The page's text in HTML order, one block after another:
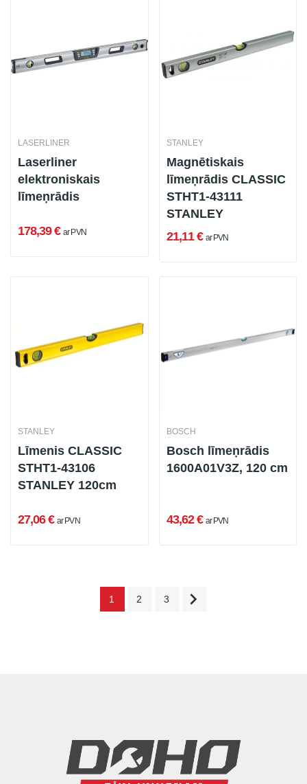
LASERLINER
Laserliner
elektroniskais
līmeņrādis
178,39 € ar PVN
STANLEY
Magnētiskais
līmeņrādis CLASSIC
STHT1-43111
STANLEY
21,11 € ar PVN
STANLEY
Līmenis CLASSIC
STHT1-43106
STANLEY 120cm
27,06 € ar PVN
BOSCH
Bosch līmeņrādis
1600A01V3Z, 120 cm
43,62 € ar PVN
1 2 3 